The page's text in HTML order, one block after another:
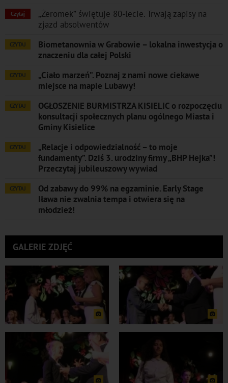
Czytaj
„Żeromek” świętuje 80-lecie. Trwają zapisy na
zjazd absolwentów
CZYTAJ
Biometanownia w Grabowie – lokalna inwestycja o
znaczeniu dla całej Polski
CZYTAJ
„Ciało marzeń”. Poznaj z nami nowe ciekawe
miejsce na mapie Lubawy!
CZYTAJ
OGŁOSZENIE BURMISTRZA KISIELIC o rozpoczęciu
konsultacji społecznych planu ogólnego Miasta i
Gminy Kisielice
CZYTAJ
„Relacje i odpowiedzialność – to moje
fundamenty”. Dziś 3. urodziny firmy „BHP Hejka”!
Przeczytaj jubileuszowy wywiad
CZYTAJ
Od zabawy do 99% na egzaminie. Early Stage
Iława nie zwalnia tempa i otwiera się na
młodzież!
GALERIE ZDJĘĆ